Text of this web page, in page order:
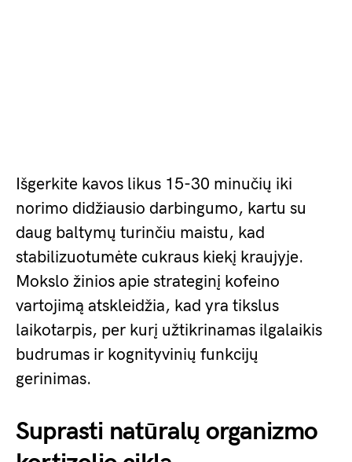
Išgerkite kavos likus 15-30 minučių iki
norimo didžiausio darbingumo, kartu su
daug baltymų turinčiu maistu, kad
stabilizuotumėte cukraus kiekį kraujyje.
Mokslo žinios apie strateginį kofeino
vartojimą atskleidžia, kad yra tikslus
laikotarpis, per kurį užtikrinamas ilgalaikis
budrumas ir kognityvinių funkcijų
gerinimas.
Suprasti natūralų organizmo